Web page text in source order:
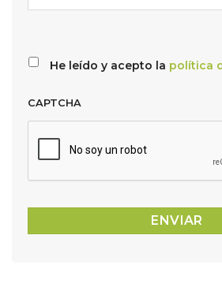
He leído y acepto la política
CAPTCHA